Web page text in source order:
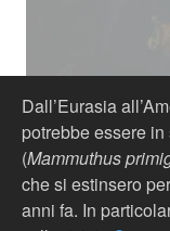
Dall’Eurasia
potrebbe essere
(Mammuthus
che si estinsero
anni fa. In